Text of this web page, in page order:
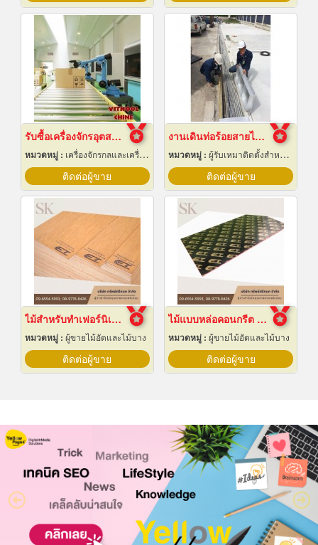
รับซื้อเครื่องจักรอุตสาหกรรมมือสอง
หมวดหมู่ : เครื่องจักรกลและเครื่องมือกล
ติดต่อผู้ขาย
งานเดินท่อร้อยสายไฟฟ้า ระยอง
หมวดหมู่ : ผู้รับเหมาติดตั้งสำหรับบ้านและโรงงานไฟฟ้า
ติดต่อผู้ขาย
ไม้สำหรับทำเฟอร์นิเจอร์
หมวดหมู่ : ผู้ขายไม้อัดและไม้บาง
ติดต่อผู้ขาย
ไม้แบบหล่อคอนกรีต ไม้แบบเทปูน
หมวดหมู่ : ผู้ขายไม้อัดและไม้บาง
ติดต่อผู้ขาย